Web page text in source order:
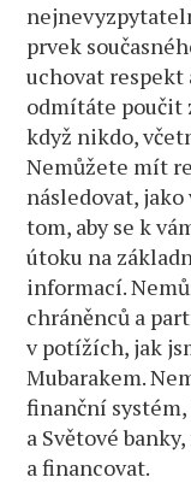
prvek
uchovat respekt
odmítáte poučit
když nikdo,
Nemůžete mít
následovat,
tom, aby se k
útoku na
informací.
chráněnců a
v potížích, jak
Mubarakem.
finanční systém,
a Světové
a financovat.